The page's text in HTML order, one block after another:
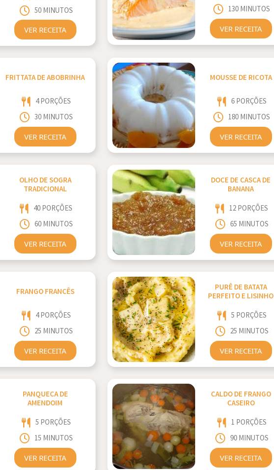
50 MINUTOS
VER RECEITA
130 MINUTOS
VER RECEITA
FRITTATA DE ABOBRINHA
4 PORÇÕES
30 MINUTOS
VER RECEITA
MOUSSE DE RICOTA
6 PORÇÕES
180 MINUTOS
VER RECEITA
OLHO DE SOGRA
TRADICIONAL
40 PORÇÕES
60 MINUTOS
VER RECEITA
DOCE DE CASCA DE
BANANA
12 PORÇÕES
65 MINUTOS
VER RECEITA
FRANGO FRANCÊS
4 PORÇÕES
25 MINUTOS
VER RECEITA
PURÊ DE BATATA
PERFEITO E LISINHO
5 PORÇÕES
25 MINUTOS
VER RECEITA
PANQUECA DE
AMENDOIM
5 PORÇÕES
15 MINUTOS
VER RECEITA
CALDO DE FRANGO
CASEIRO
1 PORÇÕES
90 MINUTOS
VER RECEITA